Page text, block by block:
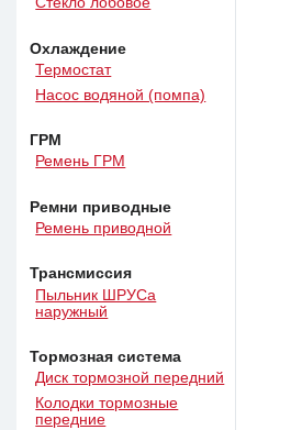
Охлаждение
Термостат
Насос водяной (помпа)
ГРМ
Ремень ГРМ
Ремни приводные
Ремень приводной
Трансмиссия
Пыльник ШРУСа
наружный
Тормозная система
Диск тормозной передний
Колодки тормозные
передние